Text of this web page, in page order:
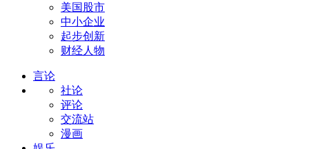
美国股市
中小企业
起步创新
财经人物
言论
社论
评论
交流站
漫画